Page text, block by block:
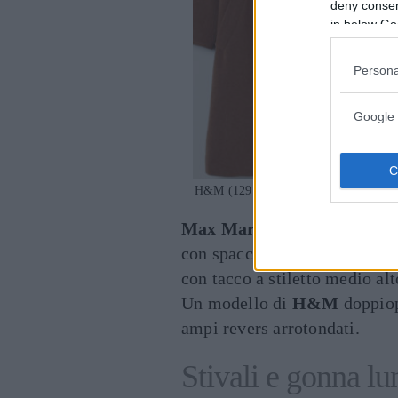
deny
in below
Google
H&M (129 euro) Max
Max Mara
con spacco centrale sul
con tacco a stiletto medio
Un modello di H&M
ampi revers arrotondati.
Stivali e gonna